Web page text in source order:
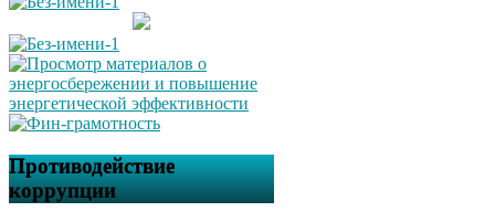
Противодействие
коррупции